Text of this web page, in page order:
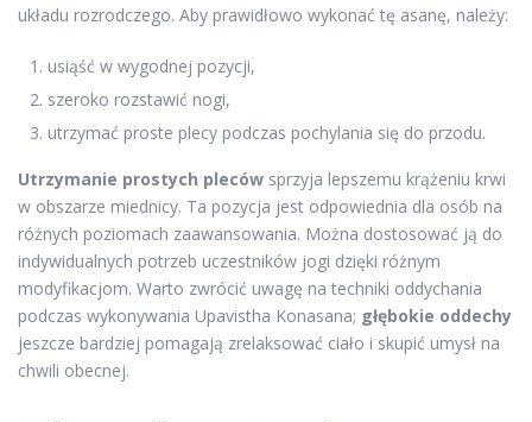
układu rozrodczego. Aby prawidłowo wykonać tę asanę, należy:
usiąść w wygodnej pozycji,
szeroko rozstawić nogi,
utrzymać proste plecy podczas pochylania się do przodu.
Utrzymanie prostych pleców sprzyja lepszemu krążeniu krwi
w obszarze miednicy. Ta pozycja jest odpowiednia dla osób na
różnych poziomach zaawansowania. Można dostosować ją do
indywidualnych potrzeb uczestników jogi dzięki różnym
modyfikacjom. Warto zwrócić uwagę na techniki oddychania
podczas wykonywania Upavistha Konasana; głębokie oddechy
jeszcze bardziej pomagają zrelaksować ciało i skupić umysł na
chwili obecnej.